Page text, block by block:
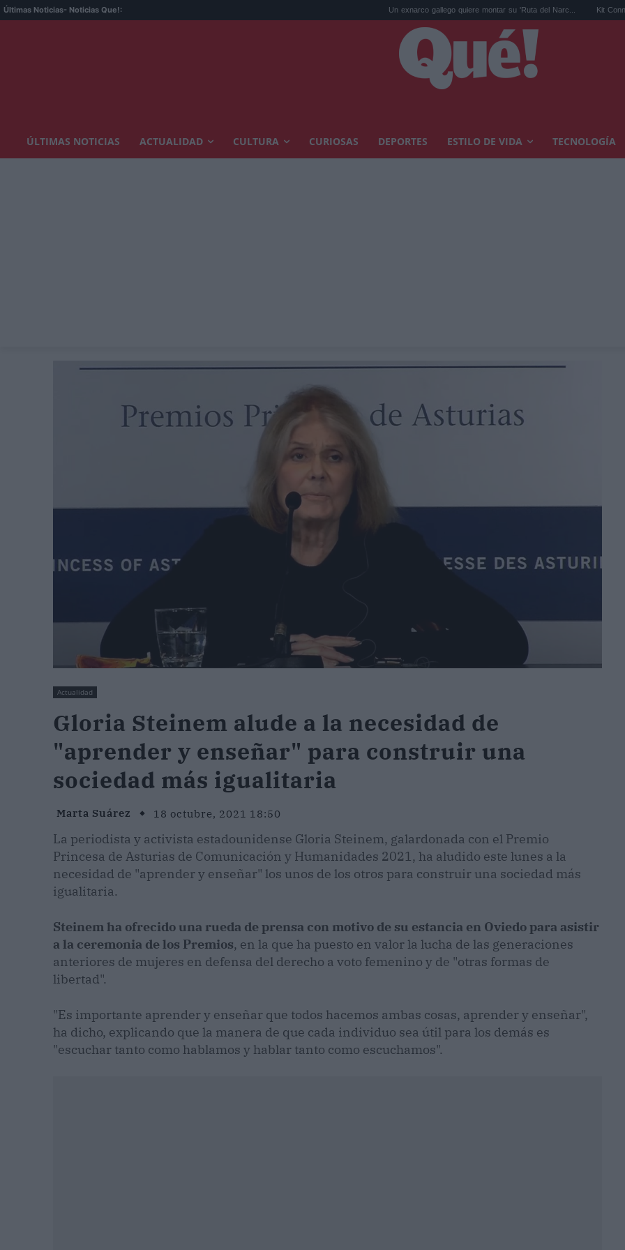
Últimas Noticias- Noticias Que!: Un exnarco gallego quiere montar su 'Ruta del Narc... Kit Connor será
ÚLTIMAS NOTICIAS ACTUALIDAD CULTURA CURIOSAS DEPORTES ESTILO DE VIDA TECNOLOGÍA
Actualidad
Gloria Steinem alude a la necesidad de
"aprender y enseñar" para construir una
sociedad más igualitaria
Marta Suárez 18 octubre, 2021 18:50
La periodista y activista estadounidense Gloria Steinem, galardonada con el Premio
Princesa de Asturias de Comunicación y Humanidades 2021, ha aludido este lunes a la
necesidad de "aprender y enseñar" los unos de los otros para construir una sociedad más
igualitaria.
Steinem ha ofrecido una rueda de prensa con motivo de su estancia en Oviedo para asistir
a la ceremonia de los Premios, en la que ha puesto en valor la lucha de las generaciones
anteriores de mujeres en defensa del derecho a voto femenino y de "otras formas de
libertad".
"Es importante aprender y enseñar que todos hacemos ambas cosas, aprender y enseñar",
ha dicho, explicando que la manera de que cada individuo sea útil para los demás es
"escuchar tanto como hablamos y hablar tanto como escuchamos".